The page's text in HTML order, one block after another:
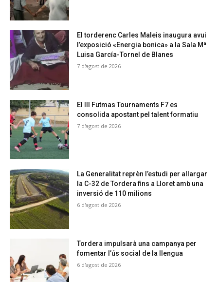
El torderenc Carles Maleis inaugura avui
l’exposició «Energia bonica» a la Sala Mª
Luisa García-Tornel de Blanes
7 d'agost de 2026
El III Futmas Tournaments F7 es
consolida apostant pel talent formatiu
7 d'agost de 2026
La Generalitat reprèn l’estudi per allargar
la C-32 de Tordera fins a Lloret amb una
inversió de 110 milions
6 d'agost de 2026
Tordera impulsarà una campanya per
fomentar l’ús social de la llengua
6 d'agost de 2026